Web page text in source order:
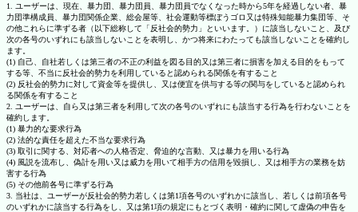
1. ユーザーは、現在、暴力団、暴力団員、暴力団員でなくなった時から5年を経過しない者、暴
力団準構成員、暴力団関係企業、総会屋等、社会運動等標ぼうゴロ又は特殊知能暴力集団等、そ
の他これらに準ずる者（以下総称して「反社会的勢力」といいます。）に該当しないこと、及び
次の各号のいずれにも該当しないことを表明し、かつ将来にわたっても該当しないことを確約し
ます。
(1) 自己、自社若しくは第三者の不正の利益を図る目的又は第三者に損害を加える目的をもって
する等、不当に反社会的勢力を利用していると認められる関係を有すること
(2) 反社会的勢力に対して資金等を提供し、又は便宜を供与する等の関与をしていると認められ
る関係を有すること
2. ユーザーは、自ら又は第三者を利用して次の各号のいずれにも該当する行為を行わないことを
確約します。
(1) 暴力的な要求行為
(2) 法的な責任を超えた不当な要求行為
(3) 取引に関する、対応者への人格否定、脅迫的な言動、又は暴力を用いる行為
(4) 風説を流布し、偽計を用い又は威力を用いて相手方の信用を毀損し、又は相手方の業務を妨
害する行為
(5) その他前各号に準ずる行為
3. 当社は、ユーザーが反社会的勢力若しくは第1項各号のいずれかに該当し、若しくは前項各号
のいずれかに該当する行為をし、又は第1項の規定にもとづく表明・確約に関して虚偽の申告を